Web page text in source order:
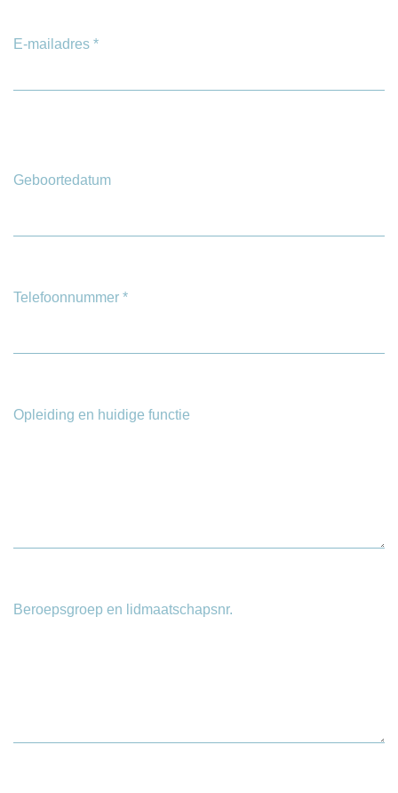
E-mailadres *
Geboortedatum
Telefoonnummer *
Opleiding en huidige functie
Beroepsgroep en lidmaatschapsnr.